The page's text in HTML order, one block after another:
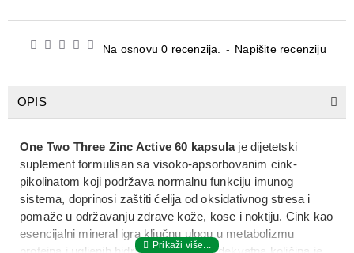
Na osnovu 0 recenzija. - Napišite recenziju
OPIS
One Two Three Zinc Active 60 kapsulajedijetetski
suplementformulisan sa visoko-apsorbovanim cink-
pikolinatom koji podržava normalnu funkciju imunog
sistema, doprinosi zaštiti ćelija od oksidativnog stresa i
pomaže u održavanju zdrave kože, kose i noktiju. Cink kao
esencijalni mineral igra ključnu ulogu u metabolizmu